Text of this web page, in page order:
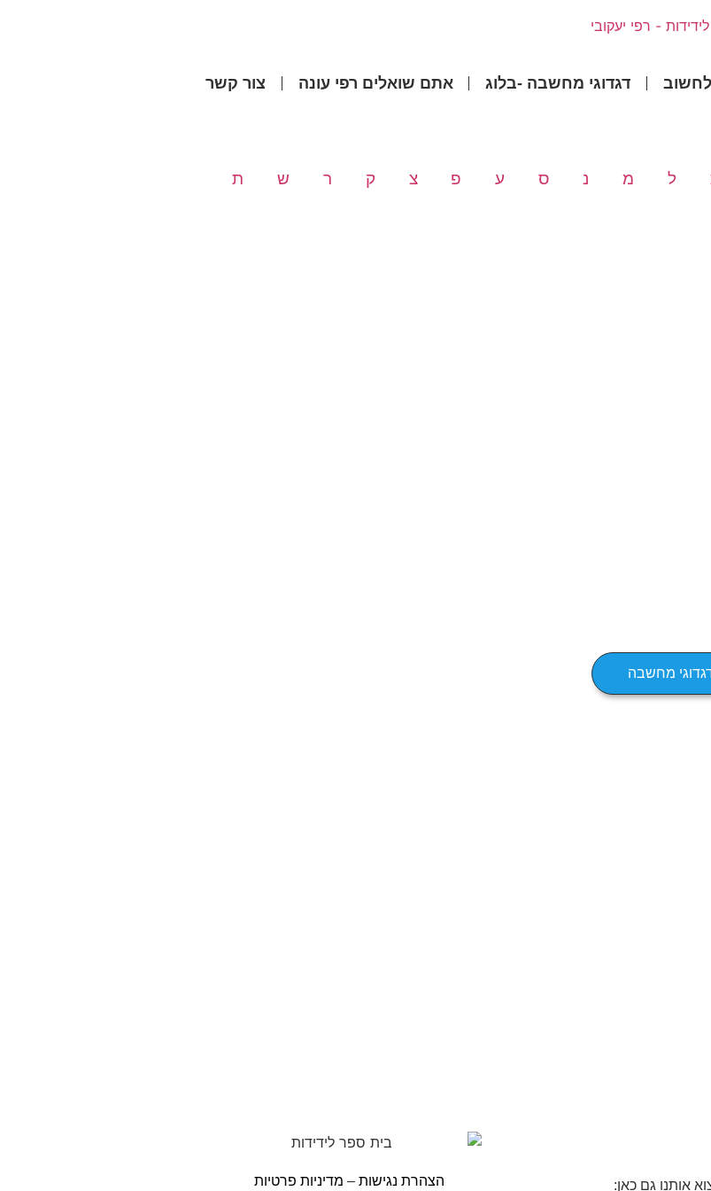
דגדוגי מחשבה -בלוג אתם שואלים רפי עונה צור קשר
ת ש ר ק צ פ ע ס נ מ ל
מחשבה
אותנו גם כאן: הצהרת נגישות – מדיניות פרטיות